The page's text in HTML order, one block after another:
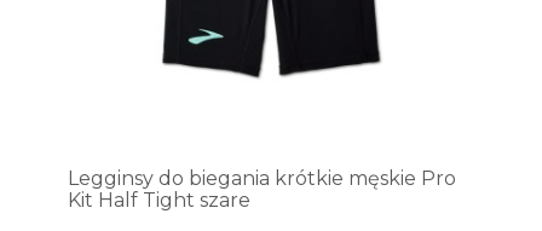
Legginsy do biegania krótkie męskie Pro
Kit Half Tight szare